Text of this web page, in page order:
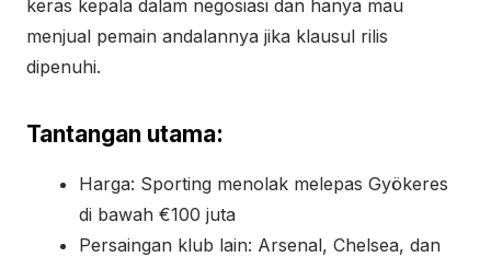
keras kepala dalam negosiasi dan hanya mau
menjual pemain andalannya jika klausul rilis
dipenuhi.
Tantangan utama:
Harga: Sporting menolak melepas Gyökeres
di bawah €100 juta
Persaingan klub lain: Arsenal, Chelsea, dan